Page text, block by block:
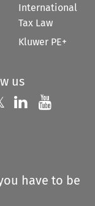
International
Tax Law
Kluwer PE+
us
us on
Follow us on
Follow us
have to be